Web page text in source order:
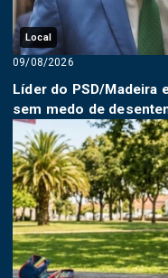
Local
09/08/2026
Líder do PSD/Madeira
sem medo de